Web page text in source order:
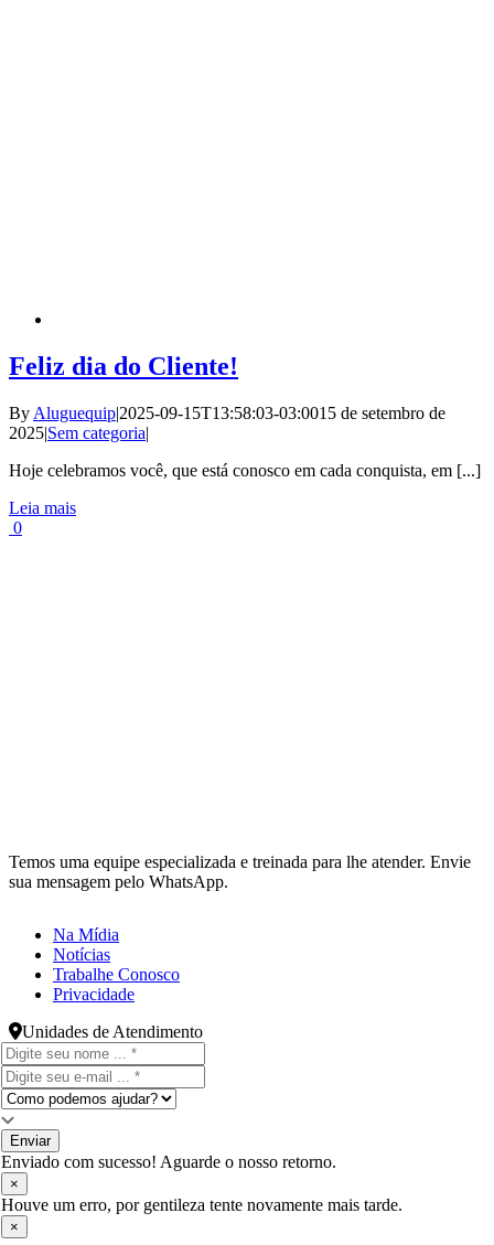
Feliz dia do Cliente!
By Aluguequip|2025-09-15T13:58:03-03:0015 de setembro de
2025|Sem categoria|
Hoje celebramos você, que está conosco em cada conquista, em [...]
Leia mais
0
Temos uma equipe especializada e treinada para lhe atender. Envie
sua mensagem pelo WhatsApp.
Na Mídia
Notícias
Trabalhe Conosco
Privacidade
Unidades de Atendimento
Enviar
Enviado com sucesso! Aguarde o nosso retorno.
×
Houve um erro, por gentileza tente novamente mais tarde.
×